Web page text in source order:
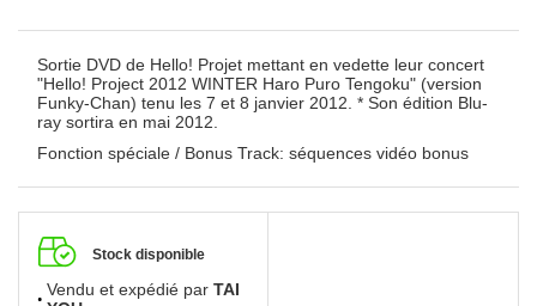
Sortie DVD de Hello! Projet mettant en vedette leur concert
"Hello! Project 2012 WINTER Haro Puro Tengoku" (version
Funky-Chan) tenu les 7 et 8 janvier 2012. * Son édition Blu-
ray sortira en mai 2012.
Fonction spéciale / Bonus Track: séquences vidéo bonus
Stock disponible
Vendu et expédié par TAI